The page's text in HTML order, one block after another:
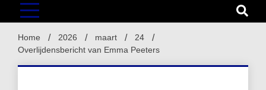
Home 2026 maart
24
Overlijdensbericht van Emma Peeters